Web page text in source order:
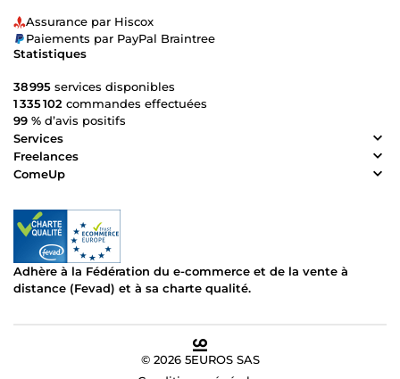
Assurance par Hiscox
Paiements par PayPal Braintree
Statistiques
38 995 services disponibles
1 335 102 commandes effectuées
99 % d’avis positifs
Services
Freelances
ComeUp
Adhère à la Fédération du e-commerce et de la vente à
distance (Fevad) et à sa charte qualité.
© 2026 5EUROS SAS